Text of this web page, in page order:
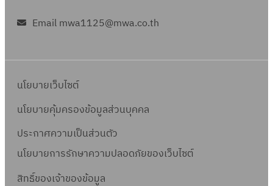
Email mwa1125@mwa.co.th
นโยบายเว็บไซต์
นโยบายคุ้มครองข้อมูลส่วนบุคคล
ประกาศความเป็นส่วนตัว
นโยบายการรักษาความปลอดภัยของเว็บไซต์
สิทธิ์ของเจ้าของข้อมูล